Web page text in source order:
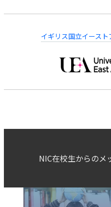
イギリス国立イース
NIC在校生からのメ